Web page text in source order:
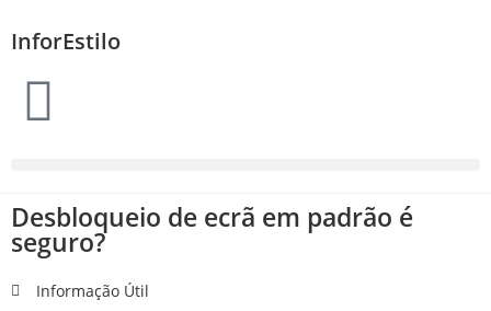
InforEstilo
Desbloqueio de ecrã em padrão é
seguro?
Informação Útil